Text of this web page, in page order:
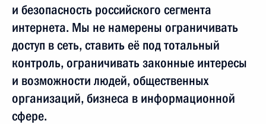
и безопасность российского сегмента
интернета. Мы не намерены ограничивать
доступ в сеть, ставить её под тотальный
контроль, ограничивать законные интересы
и возможности людей, общественных
организаций, бизнеса в информационной
сфере.